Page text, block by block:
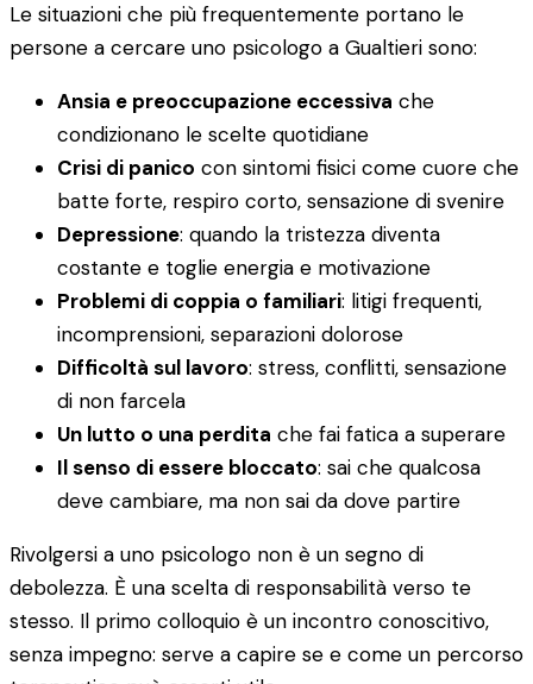
Le situazioni che più frequentemente portano le
persone a cercare uno psicologo a Gualtieri sono:
Ansia e preoccupazione eccessiva che
condizionano le scelte quotidiane
Crisi di panico con sintomi fisici come cuore che
batte forte, respiro corto, sensazione di svenire
Depressione: quando la tristezza diventa
costante e toglie energia e motivazione
Problemi di coppia o familiari: litigi frequenti,
incomprensioni, separazioni dolorose
Difficoltà sul lavoro: stress, conflitti, sensazione
di non farcela
Un lutto o una perdita che fai fatica a superare
Il senso di essere bloccato: sai che qualcosa
deve cambiare, ma non sai da dove partire
Rivolgersi a uno psicologo non è un segno di
debolezza. È una scelta di responsabilità verso te
stesso. Il primo colloquio è un incontro conoscitivo,
senza impegno: serve a capire se e come un percorso